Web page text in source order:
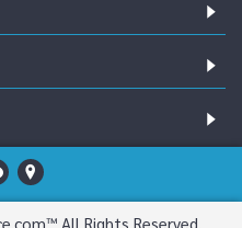
All Rights Reserved.